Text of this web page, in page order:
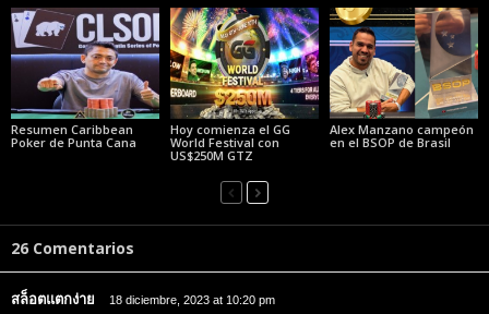
Resumen Caribbean
Poker de Punta Cana
Hoy comienza el GG
World Festival con
US$250M GTZ
Alex Manzano campeón
en el BSOP de Brasil
26 Comentarios
สล็อตแตกง่าย 18 diciembre, 2023 at 10:20 pm